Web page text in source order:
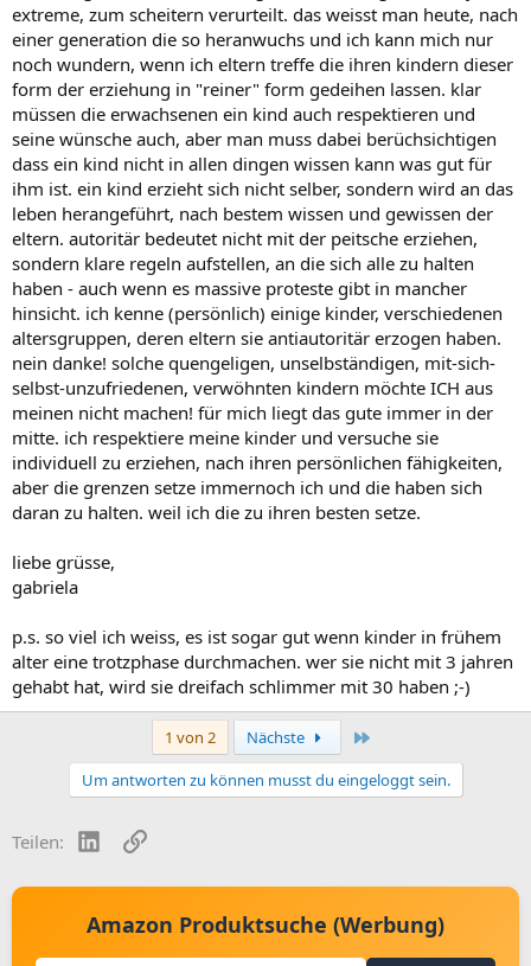
extreme, zum scheitern verurteilt. das weisst man heute, nach
einer generation die so heranwuchs und ich kann mich nur
noch wundern, wenn ich eltern treffe die ihren kindern dieser
form der erziehung in "reiner" form gedeihen lassen. klar
müssen die erwachsenen ein kind auch respektieren und
seine wünsche auch, aber man muss dabei berüchsichtigen
dass ein kind nicht in allen dingen wissen kann was gut für
ihm ist. ein kind erzieht sich nicht selber, sondern wird an das
leben herangeführt, nach bestem wissen und gewissen der
eltern. autoritär bedeutet nicht mit der peitsche erziehen,
sondern klare regeln aufstellen, an die sich alle zu halten
haben - auch wenn es massive proteste gibt in mancher
hinsicht. ich kenne (persönlich) einige kinder, verschiedenen
altersgruppen, deren eltern sie antiautoritär erzogen haben.
nein danke! solche quengeligen, unselbständigen, mit-sich-
selbst-unzufriedenen, verwöhnten kindern möchte ICH aus
meinen nicht machen! für mich liegt das gute immer in der
mitte. ich respektiere meine kinder und versuche sie
individuell zu erziehen, nach ihren persönlichen fähigkeiten,
aber die grenzen setze immernoch ich und die haben sich
daran zu halten. weil ich die zu ihren besten setze.
liebe grüsse,
gabriela
p.s. so viel ich weiss, es ist sogar gut wenn kinder in frühem
alter eine trotzphase durchmachen. wer sie nicht mit 3 jahren
gehabt hat, wird sie dreifach schlimmer mit 30 haben ;-)
1 von 2 Nächste
Um antworten zu können musst du eingeloggt sein.
Teilen: LinkedInLink
Amazon Produktsuche (Werbung)